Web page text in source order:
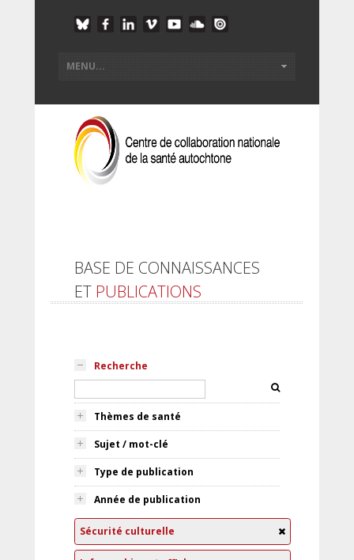
BASE DE CONNAISSANCES
ET PUBLICATIONS
Recherche
Thèmes de santé
Sujet / mot-clé
Type de publication
Année de publication
Sécurité culturelle